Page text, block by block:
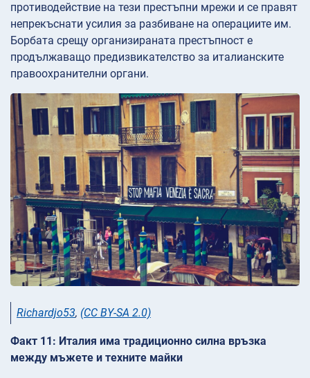
противодействие на тези престъпни мрежи и се правят
непрекъснати усилия за разбиване на операциите им.
Борбата срещу организираната престъпност е
продължаващо предизвикателство за италианските
правоохранителни органи.
Richardjo53, (CC BY-SA 2.0)
Факт 11: Италия има традиционно силна връзка
между мъжете и техните майки